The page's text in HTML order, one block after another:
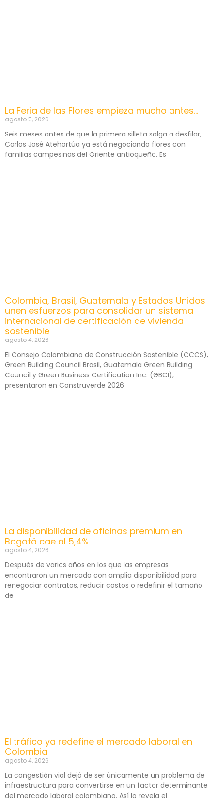
La Feria de las Flores empieza mucho antes…
agosto 5, 2026
Seis meses antes de que la primera silleta salga a desfilar,
Carlos José Atehortúa ya está negociando flores con
familias campesinas del Oriente antioqueño. Es
Colombia, Brasil, Guatemala y Estados Unidos
unen esfuerzos para consolidar un sistema
internacional de certificación de vivienda
sostenible
agosto 4, 2026
El Consejo Colombiano de Construcción Sostenible (CCCS),
Green Building Council Brasil, Guatemala Green Building
Council y Green Business Certification Inc. (GBCI),
presentaron en Construverde 2026
La disponibilidad de oficinas premium en
Bogotá cae al 5,4%
agosto 4, 2026
Después de varios años en los que las empresas
encontraron un mercado con amplia disponibilidad para
renegociar contratos, reducir costos o redefinir el tamaño
de
El tráfico ya redefine el mercado laboral en
Colombia
agosto 4, 2026
La congestión vial dejó de ser únicamente un problema de
infraestructura para convertirse en un factor determinante
del mercado laboral colombiano. Así lo revela el